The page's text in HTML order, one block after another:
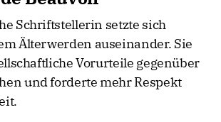
Schriftstellerin setzte sich
Älterwerden auseinander. Sie
Vorurteile gegenüber
und forderte mehr Respekt